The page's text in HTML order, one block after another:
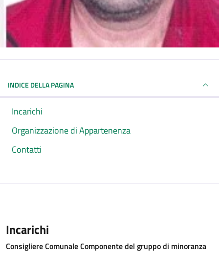
INDICE DELLA PAGINA
Incarichi
Organizzazione di Appartenenza
Contatti
Incarichi
Consigliere Comunale Componente del gruppo di minoranza